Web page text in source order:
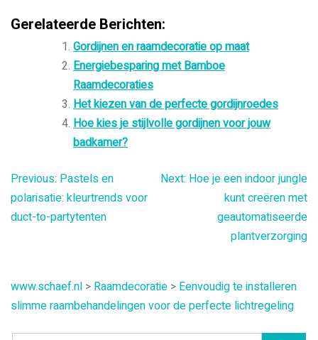
Gerelateerde Berichten:
Gordijnen en raamdecoratie op maat
Energiebesparing met Bamboe
Raamdecoraties
Het kiezen van de perfecte gordijnroedes
Hoe kies je stijlvolle gordijnen voor jouw
badkamer?
Bericht
navigatie
Previous: Pastels en
polarisatie: kleurtrends voor
duct-to-partytenten
Next: Hoe je een indoor jungle
kunt creëren met
geautomatiseerde
plantverzorging
www.schaef.nl > Raamdecoratie > Eenvoudig te installeren
slimme raambehandelingen voor de perfecte lichtregeling